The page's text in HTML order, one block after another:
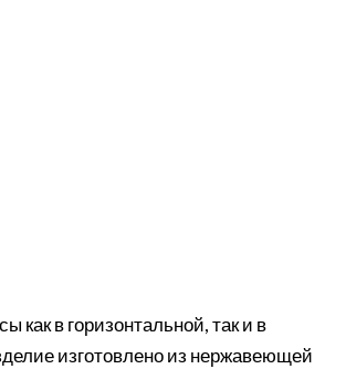
как в горизонтальной, так и в
изготовлено из нержавеющей